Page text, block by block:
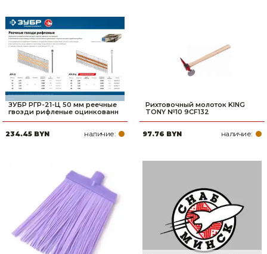
ЗУБР РГР-21-Ц 50 мм реечные
гвозди рифленые оцинкованн
234.45 BYN наличие:
Рихтовочный молоток KING
TONY №10 9CF132
97.76 BYN наличие: